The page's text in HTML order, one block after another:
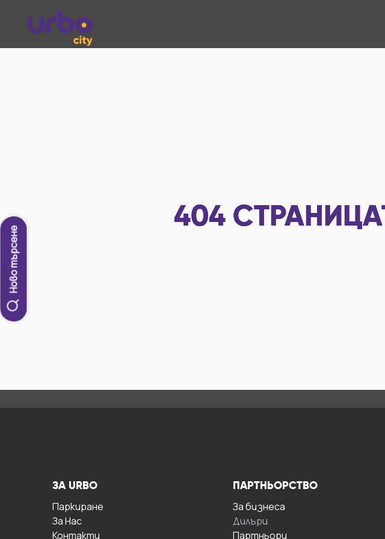
Ново търсене
404
ЗА URBO
Паркиране
За Hас
Контакти
ПАРТНЬОРСТВО
За бизнесa
Дилъри
Партньори